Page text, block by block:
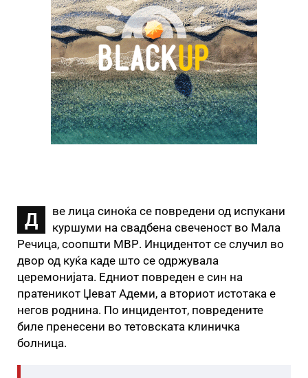
Д
ве лица синоќа се повредени од испукани
куршуми на свадбена свеченост во Мала
Речица, соопшти МВР. Инцидентот се случил во
двор од куќа каде што се одржувала
церемонијата. Едниот повреден е син на
пратеникот Џеват Адеми, а вториот истотака е
негов роднина. По инцидентот, повредените
биле пренесени во тетовската клиничка
болница.